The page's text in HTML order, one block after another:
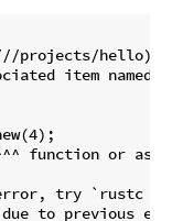
projects/hello)
function or
try `rustc --